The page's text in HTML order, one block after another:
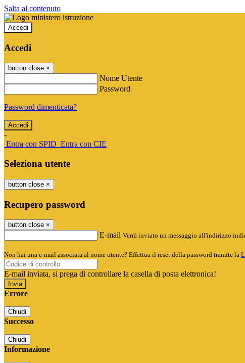
Salta al contenuto
Accedi
Accedi
button close ×
Nome Utente
Password
Password dimenticata?
-
Entra con SPID Entra con CIE
Seleziona utente
button close ×
Recupero password
button close ×
E-mail Verrà inviato un messaggio all'indirizzo
Non hai una e-mail associata al nome utente? Effettua il reset della password tramite la
E-mail inviata, si prega di controllare la casella di posta elettronica!
Errore
Chiudi
Successo
Chiudi
Informazione